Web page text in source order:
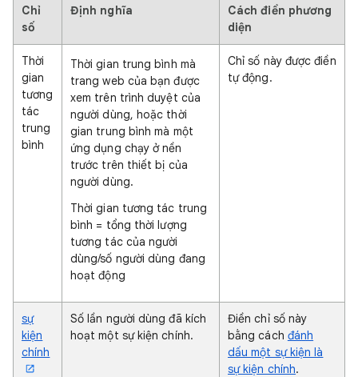
Chỉ
số
Định nghĩa
Cách điền phương
diện
Thời
gian
tương
tác
trung
bình
Thời gian trung bình mà
trang web của bạn được
xem trên trình duyệt của
người dùng, hoặc thời
gian trung bình mà một
ứng dụng chạy ở nền
trước trên thiết bị của
người dùng.
Thời gian tương tác trung
bình = tổng thời lượng
tương tác của người
dùng/số người dùng đang
hoạt động
Chỉ số này được điền
tự động.
sự
kiện
chính
Số lần người dùng đã kích
hoạt một sự kiện chính.
Điền chỉ số này
bằng cách đánh
dấu một sự kiện là
sự kiện chính.